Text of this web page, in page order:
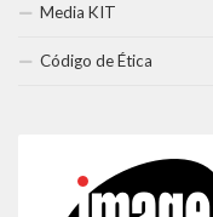
Media KIT
Código de Ética